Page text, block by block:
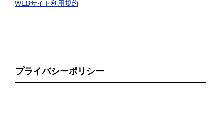
WEBサイト利用規約
プライバシーポリシー